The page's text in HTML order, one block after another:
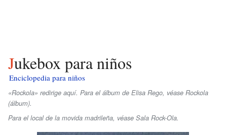
Jukebox para niños
Enciclopedia para niños
«Rockola» redirige aquí. Para el álbum de Elisa Rego, véase Rockola
(álbum).
Para el local de la movida madrileña, véase Sala Rock-Ola.